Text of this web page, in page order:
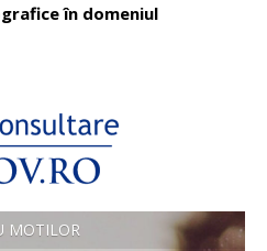
în domeniul
MOTILOR